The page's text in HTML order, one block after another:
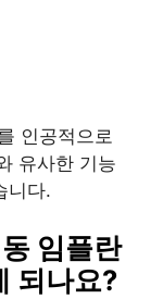
인공적으로
유사한 기능
니다.
임플란
되나요?